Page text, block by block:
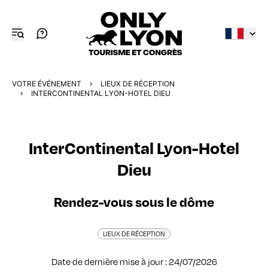
VOTRE ÉVÉNEMENT
LIEUX DE RÉCEPTION
INTERCONTINENTAL LYON-HOTEL DIEU
InterContinental Lyon-Hotel
Dieu
Rendez-vous sous le dôme
LIEUX DE RÉCEPTION
Date de dernière mise à jour : 24/07/2026